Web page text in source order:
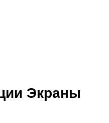
Экраны